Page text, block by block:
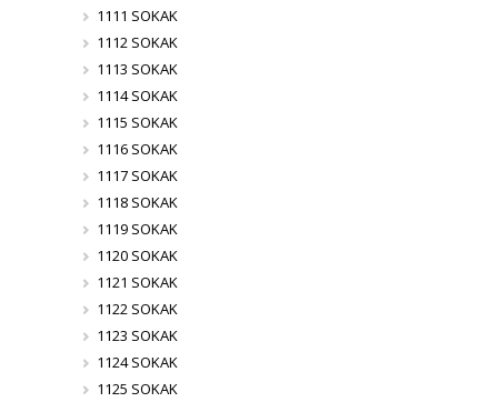
1111 SOKAK
1112 SOKAK
1113 SOKAK
1114 SOKAK
1115 SOKAK
1116 SOKAK
1117 SOKAK
1118 SOKAK
1119 SOKAK
1120 SOKAK
1121 SOKAK
1122 SOKAK
1123 SOKAK
1124 SOKAK
1125 SOKAK